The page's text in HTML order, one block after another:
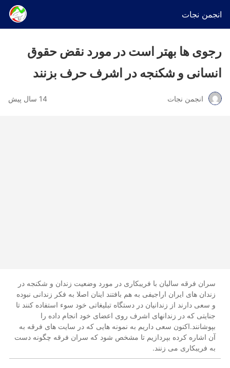
انجمن نجات
رجوی ها بهتر است در مورد نقض حقوق
انسانی و شکنجه در اشرف حرف بزنند
انجمن نجات 14 سال پیش
سران فرقه سالیان با فریبکاری در مورد وضعیت زندان و شکنجه در
زندان های ایران اراجیفی به هم بافتند اینان اصلا به فکر زندانی نبوده
و سعی دارند از زندانیان در دستگاه تبلیغاتی خود سوء استفاده کنند تا
جنایتی که در زندانهای اشرف روی اعضای خود انجام داده را
بپوشانند.اکنون سعی داریم به نمونه هایی که در سایت های فرقه به
آن اشاره کرده بپردازیم تا مشخص شود که سران فرقه چگونه دست
به فریبکاری می زنند.